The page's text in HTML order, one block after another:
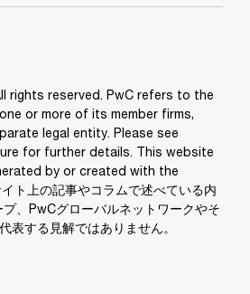
rights reserved. PwC refers to the
or more of its member firms,
legal entity. Please see
for further details. This website
by or created with the
ト上の記事やコラムで述べている内
、PwCグローバルネットワークやそ
表する見解ではありません。